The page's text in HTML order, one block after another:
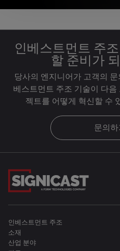
인베스트먼트 주
할 준비가
당사의 엔지니어가 고객의
베스트먼트 주조 기술이 다
젝트를 어떻게 혁신할 수
문의하
인베스트먼트 주조
소재
산업 분야